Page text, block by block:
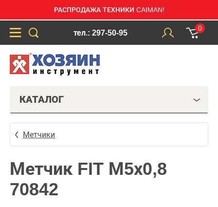
РАСПРОДАЖА ТЕХНИКИ CAIMAN!
тел.: 297-50-95
0
КАТАЛОГ
Метчики
Метчик FIT М5х0,8
70842